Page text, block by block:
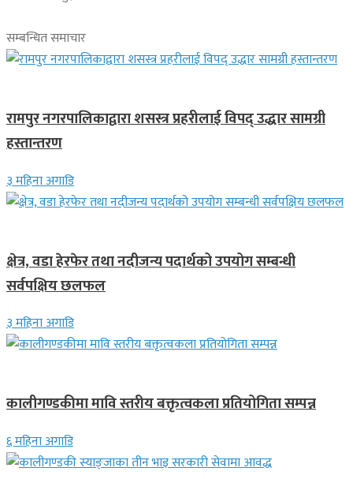
सम्बन्धित समाचार
रामपुर नगरपालिकाद्वारा शसस्त्र प्रहरीलाई विपद् उद्धार सामग्री
हस्तान्तरण
३ महिना अगाडि
क्षेत्र, वडा हेरफेर तथा नदीजन्य पदार्थको उपयोग सम्बन्धी
सर्वपक्षिय छलफल
३ महिना अगाडि
कालीगण्डकीमा मावि स्तरीय बक्तृत्वकला प्रतियोगिता सम्पन्न
६ महिना अगाडि